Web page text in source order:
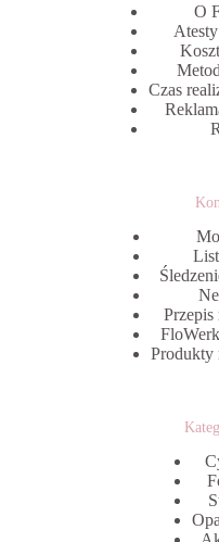
O
Czas
Przepis
Produkty